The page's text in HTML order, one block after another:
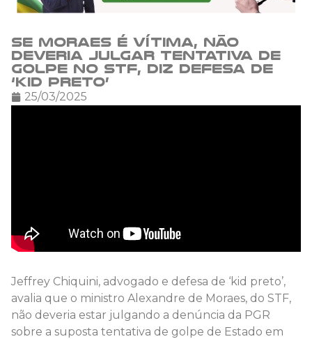
Se Moraes é vítima, não
deveria julgar tentativa de
golpe no STF, diz defesa de
‘kid preto’
25/03/2025
Jeffrey Chiquini, advogado e defesa de ‘kid preto’,
avalia que o ministro Alexandre de Moraes, do STF,
não deveria estar julgando a denúncia da PGR
sobre a suposta tentativa de golpe de Estado em